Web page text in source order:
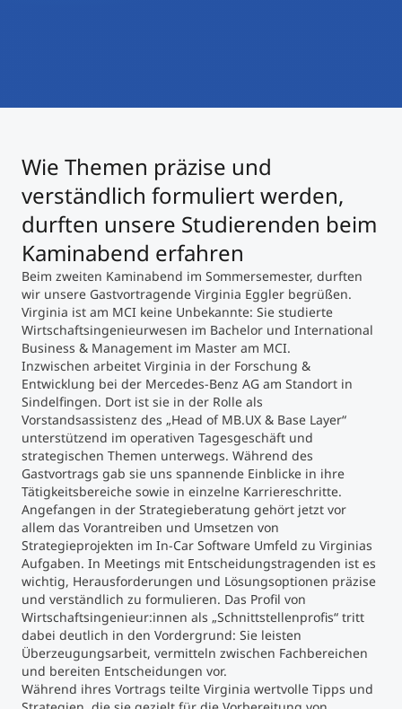
Micro Credentials
Masterclasses
Management-Seminare
Technische Weiterbildung
Maßgeschneiderte Programme
Studienberatung
Executive Education Finder
Wie Themen präzise und
verständlich formuliert werden,
durften unsere Studierenden beim
Kaminabend erfahren
Beim zweiten Kaminabend im Sommersemester, durften
wir unsere Gastvortragende Virginia Eggler begrüßen.
Virginia ist am MCI keine Unbekannte: Sie studierte
Wirtschaftsingenieurwesen im Bachelor und International
Business & Management im Master am MCI.
Inzwischen arbeitet Virginia in der Forschung &
Entwicklung bei der Mercedes-Benz AG am Standort in
Sindelfingen. Dort ist sie in der Rolle als
Vorstandsassistenz des „Head of MB.UX & Base Layer“
unterstützend im operativen Tagesgeschäft und
strategischen Themen unterwegs. Während des
Gastvortrags gab sie uns spannende Einblicke in ihre
Tätigkeitsbereiche sowie in einzelne Karriereschritte.
Angefangen in der Strategieberatung gehört jetzt vor
allem das Vorantreiben und Umsetzen von
Strategieprojekten im In-Car Software Umfeld zu Virginias
Aufgaben. In Meetings mit Entscheidungstragenden ist es
wichtig, Herausforderungen und Lösungsoptionen präzise
und verständlich zu formulieren. Das Profil von
Wirtschaftsingenieur:innen als „Schnittstellenprofis“ tritt
dabei deutlich in den Vordergrund: Sie leisten
Überzeugungsarbeit, vermitteln zwischen Fachbereichen
und bereiten Entscheidungen vor.
Während ihres Vortrags teilte Virginia wertvolle Tipps und